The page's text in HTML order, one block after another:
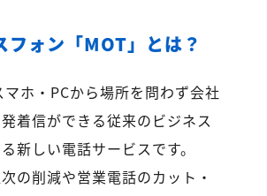
フォン「MOT」とは？
ホ・PCから場所を問わず会社
着信ができる従来のビジネス
新しい電話サービスです。
の削減や営業電話のカット・